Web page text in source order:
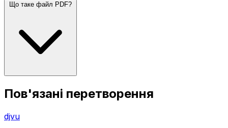
Що таке файл PDF?
Пов'язані перетворення
djvu